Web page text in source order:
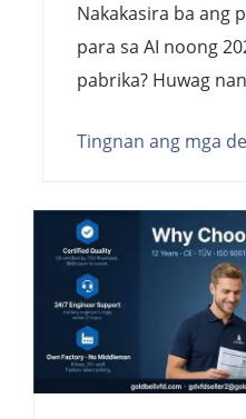
para sa mga
Nakakasira ba ang
para sa AI noong
pabrika? Huwag
G580M—ang
nagpapababa ng
hanggang 45%. Bili
pabrika.
Tingnan ang mga